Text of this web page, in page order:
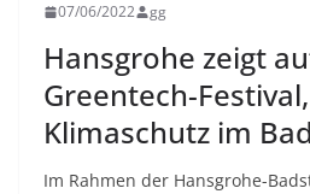
07/06/2022 gg
Hansgrohe zeigt
Greentech-
Klimaschutz im
Im Rahmen der Hansgrohe-